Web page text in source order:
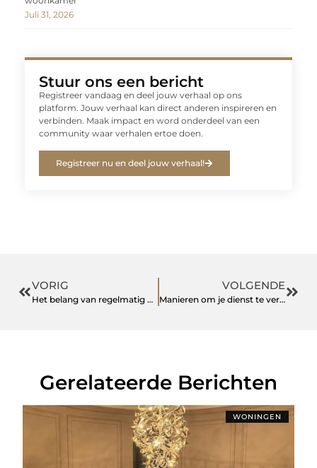
Juli 31, 2026
Stuur ons een bericht
Registreer vandaag en deel jouw verhaal op ons
platform. Jouw verhaal kan direct anderen inspireren en
verbinden. Maak impact en word onderdeel van een
community waar verhalen ertoe doen.
Registreer nu en deel jouw verhaal!
VORIG
Het belang van regelmatig dakonderhoud: tips en advies
VOLGENDE
Manieren om je dienst te verbeteren
Gerelateerde Berichten
WONINGEN